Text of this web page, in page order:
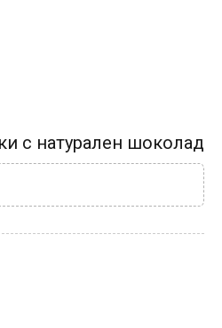
с натурален шоколад